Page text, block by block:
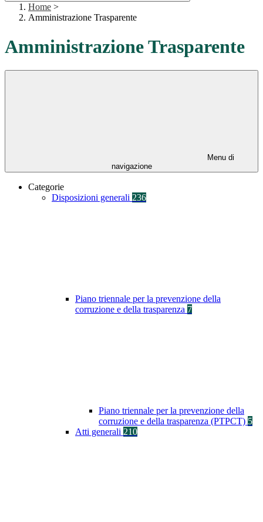
Home >
Amministrazione Trasparente
Amministrazione Trasparente
Menu di
navigazione
Categorie
Disposizioni generali 236
Piano triennale per la prevenzione della
corruzione e della trasparenza 7
Piano triennale per la prevenzione della
corruzione e della trasparenza (PTPCT) 5
Atti generali 210